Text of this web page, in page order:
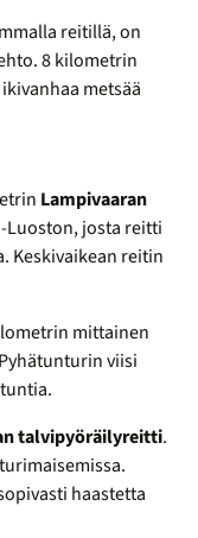
reitillä, on
8 kilometrin
metsää
Lampivaaran
Luoston, josta reitti
Keskivaikean reitin
mittainen
viisi
talvipyöräilyreitti.
haastetta